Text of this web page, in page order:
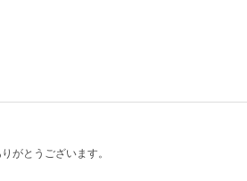
がとうございます。